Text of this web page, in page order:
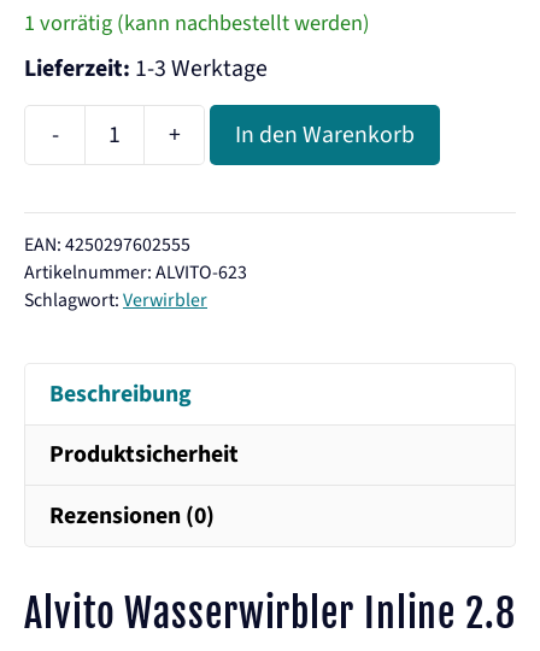
1 vorrätig (kann nachbestellt werden)
Lieferzeit: 1-3 Werktage
-
Alvito
Inline
2.8
Menge
+ In den Warenkorb
EAN: 4250297602555
Artikelnummer:ALVITO-623
Schlagwort:Verwirbler
Beschreibung
Produktsicherheit
Rezensionen (0)
Alvito Wasserwirbler Inline 2.8